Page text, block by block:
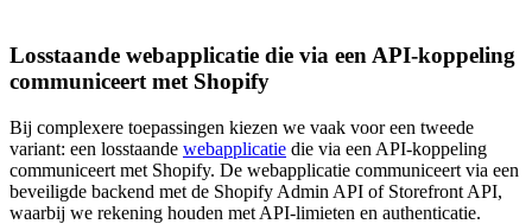
Losstaande webapplicatie die via een API-koppeling
communiceert met Shopify
Bij complexere toepassingen kiezen we vaak voor een tweede
variant: een losstaande webapplicatie die via een API-koppeling
communiceert met Shopify. De webapplicatie communiceert via een
beveiligde backend met de Shopify Admin API of Storefront API,
waarbij we rekening houden met API-limieten en authenticatie.